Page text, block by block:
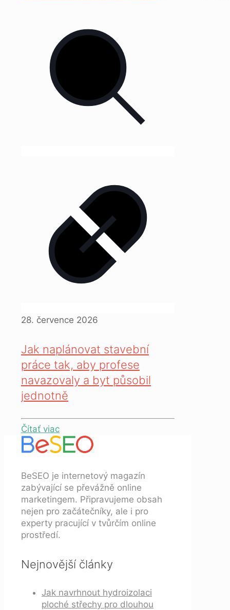
28. července 2026
Jak naplánovat stavební
práce tak, aby profese
navazovaly a byt působil
jednotně
Čítať viac
BeSEO je internetový magazín
zabývající se převážně online
marketingem. Připravujeme obsah
nejen pro začátečníky, ale i pro
experty pracující v tvůrčím online
prostředí.
Nejnovější články
Jak navrhnout hydroizolaci
ploché střechy pro dlouhou